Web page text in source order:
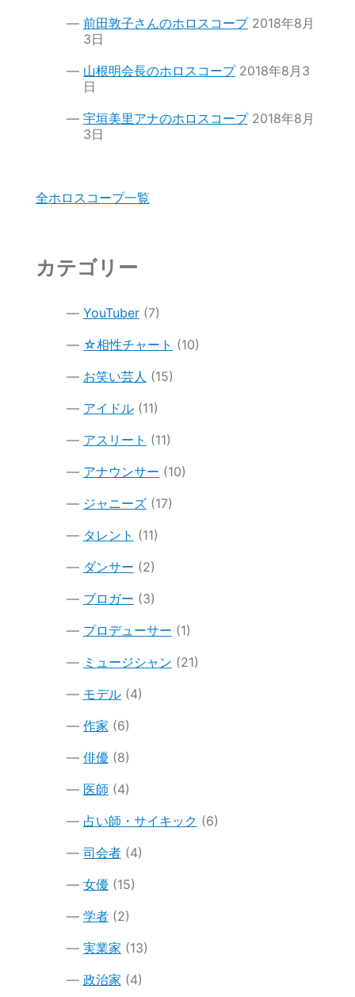
前田敦子さんのホロスコープ 2018年8月
3日
山根明会長のホロスコープ 2018年8月3
日
宇垣美里アナのホロスコープ 2018年8月
3日
全ホロスコープ一覧
カテゴリー
YouTuber(7)
☆相性チャート (10)
お笑い芸人 (15)
アイドル(11)
アスリート (11)
アナウンサー (10)
ジャニーズ(17)
タレント (11)
ダンサー (2)
ブロガー (3)
プロデューサー (1)
ミュージシャン (21)
モデル(4)
作家 (6)
俳優(8)
医師 (4)
占い師・サイキック (6)
司会者(4)
女優(15)
学者(2)
実業家 (13)
政治家 (4)